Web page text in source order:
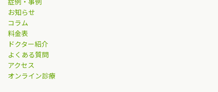
お知らせ
コラム
料金表
ドクター紹介
よくある質問
アクセス
オンライン診療